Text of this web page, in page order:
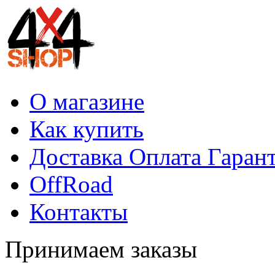
О магазине
Как купить
Доставка Оплата
OffRoad
Контакты
Принимаем заказы